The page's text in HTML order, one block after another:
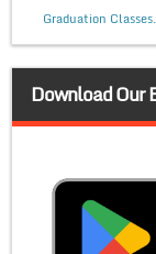
Graduation Classes.
Download Our